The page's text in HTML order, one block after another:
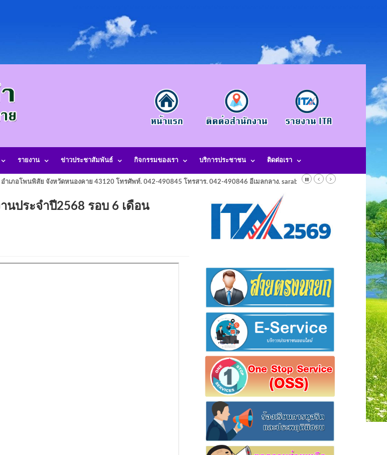
รายงาน ข่าวประชาสัมพันธ์ กิจกรรมของเรา บริการประชาชน ติดต่อเรา
ำเภอโพนพิสัย จังหวัดหนองคาย 43120 โทรศัพท์. 042-490845 โทรสาร. 042-490846 อีเมลกลาง. saraban@laotangkham.go.th
ประจำปี2568 รอบ 6 เดือน